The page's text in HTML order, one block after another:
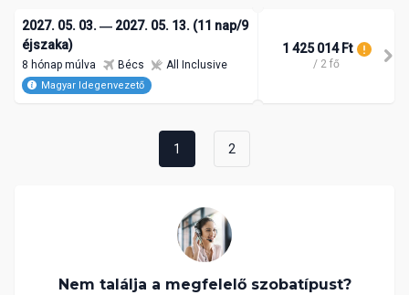
2027. 05. 03. ― 2027. 05. 13. (11 nap/9
éjszaka)
8 hónap múlva Bécs All Inclusive
Magyar Idegenvezető
1 425 014 Ft
/ 2 fő
1 2
Nem találja a megfelelő szobatípust?